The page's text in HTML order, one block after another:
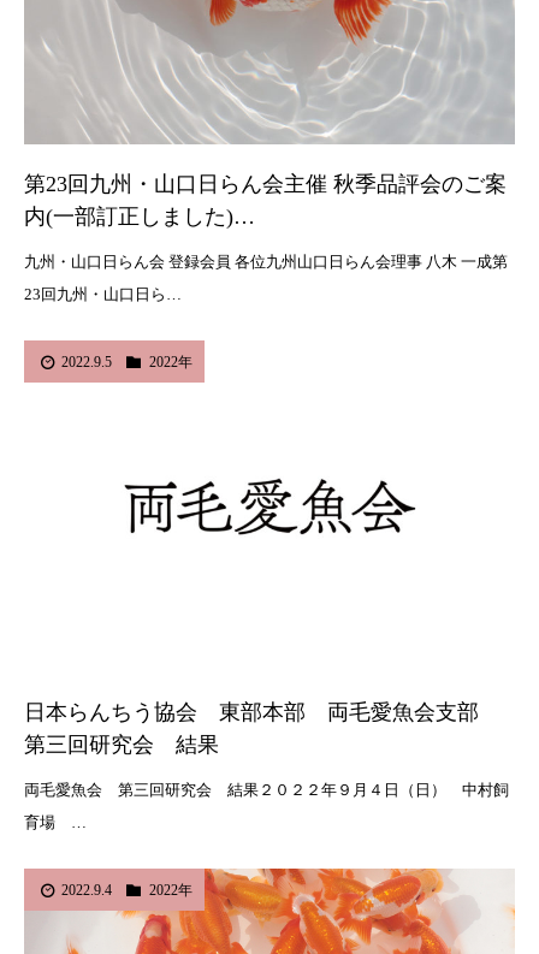
第23回九州・山口日らん会主催 秋季品評会のご案
内(一部訂正しました)…
九州・山口日らん会 登録会員 各位九州山口日らん会理事 八木 一成第
23回九州・山口日ら…
2022.9.5 2022年
日本らんちう協会 東部本部 両毛愛魚会支部
第三回研究会 結果
両毛愛魚会 第三回研究会 結果２０２２年９月４日（日） 中村飼
育場 …
2022.9.4 2022年